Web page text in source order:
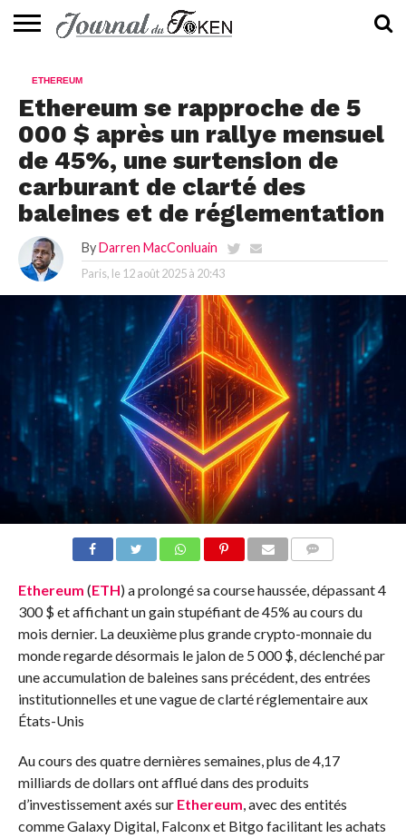
📰
EVALUATION
GUIDE
TENDANCES
À
CONTACTEZ-
ETHEREUM
Ethereum se rapproche de 5
000 $ après un rallye mensuel
de 45%, une surtension de
carburant de clarté des
baleines et de réglementation
By Darren MacConluain
Paris, le 12 août 2025 à 20:43
Ethereum (ETH) a prolongé sa course haussée, dépassant 4
300 $ et affichant un gain stupéfiant de 45% au cours du
mois dernier. La deuxième plus grande crypto-monnaie du
monde regarde désormais le jalon de 5 000 $, déclenché par
une accumulation de baleines sans précédent, des entrées
institutionnelles et une vague de clarté réglementaire aux
États-Unis
Au cours des quatre dernières semaines, plus de 4,17
milliards de dollars ont afflué dans des produits
d’investissement axés sur Ethereum, avec des entités
comme Galaxy Digital, Falconx et Bitgo facilitant les achats